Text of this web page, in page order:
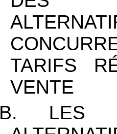
TARIFS
VENTE
B. LES